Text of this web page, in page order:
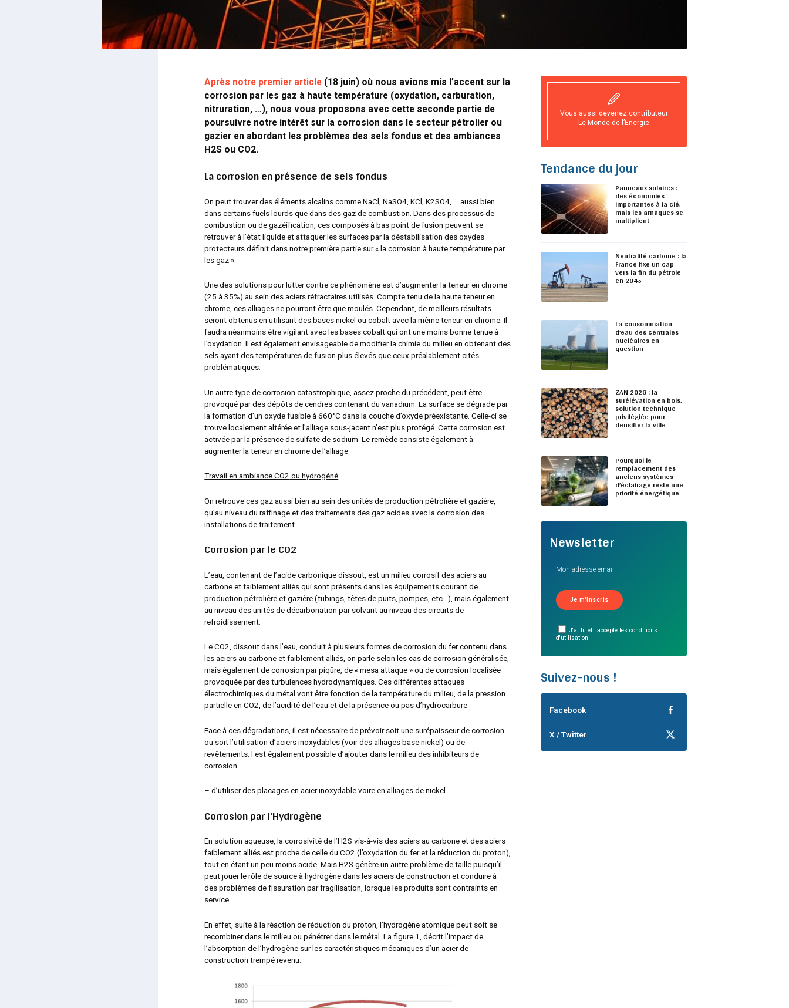
Après notre premier article (18 juin) où nous avions mis l’accent sur la
corrosion par les gaz à haute température (oxydation, carburation,
nitruration, …), nous vous proposons avec cette seconde partie de
poursuivre notre intérêt sur la corrosion dans le secteur pétrolier ou
gazier en abordant les problèmes des sels fondus et des ambiances
H 2S ou CO2.
La corrosion en présence de sels fondus
On peut trouver des éléments alcalins comme NaCl, NaSO4 , KCl, K2SO4 , … aussi bien
dans certains fuels lourds que dans des gaz de combustion. Dans des processus de
combustion ou de gazéification, ces composés à bas point de fusion peuvent se
retrouver à l’état liquide et attaquer les surfaces par la déstabilisation des oxydes
protecteurs définit dans notre première partie sur « la corrosion à haute température par
les gaz ».
Une des solutions pour lutter contre ce phénomène est d’augmenter la teneur en chrome
(25 à 35%) au sein des aciers réfractaires utilisés. Compte tenu de la haute teneur en
chrome, ces alliages ne pourront être que moulés. Cependant, de meilleurs résultats
seront obtenus en utilisant des bases nickel ou cobalt avec la même teneur en chrome. Il
faudra néanmoins être vigilant avec les bases cobalt qui ont une moins bonne tenue à
l’oxydation. Il est également envisageable de modifier la chimie du milieu en obtenant des
sels ayant des températures de fusion plus élevés que ceux préalablement cités
problématiques.
Un autre type de corrosion catastrophique, assez proche du précédent, peut être
provoqué par des dépôts de cendres contenant du vanadium. La surface se dégrade par
la formation d’un oxyde fusible à 660°C dans la couche d’oxyde préexistante. Celle-ci se
trouve localement altérée et l’alliage sous-jacent n’est plus protégé. Cette corrosion est
activée par la présence de sulfate de sodium. Le remède consiste également à
augmenter la teneur en chrome de l’alliage.
Travail en ambiance CO2 ou hydrogéné
On retrouve ces gaz aussi bien au sein des unités de production pétrolière et gazière,
qu’au niveau du raffinage et des traitements des gaz acides avec la corrosion des
installations de traitement.
Corrosion par le CO2
L’eau, contenant de l’acide carbonique dissout, est un milieu corrosif des aciers au
carbone et faiblement alliés qui sont présents dans les équipements courant de
production pétrolière et gazière (tubings, têtes de puits, pompes, etc…), mais également
au niveau des unités de décarbonation par solvant au niveau des circuits de
refroidissement.
Le CO2, dissout dans l’eau, conduit à plusieurs formes de corrosion du fer contenu dans
les aciers au carbone et faiblement alliés, on parle selon les cas de corrosion généralisée,
mais également de corrosion par piqûre, de « mesa attaque » ou de corrosion localisée
provoquée par des turbulences hydrodynamiques. Ces différentes attaques
électrochimiques du métal vont être fonction de la température du milieu, de la pression
partielle en CO2, de l’acidité de l’eau et de la présence ou pas d’hydrocarbure.
Face à ces dégradations, il est nécessaire de prévoir soit une surépaisseur de corrosion
ou soit l’utilisation d’aciers inoxydables (voir des alliages base nickel) ou de
revêtements. I est également possible d’ajouter dans le milieu des inhibiteurs de
corrosion.
– d’utiliser des placages en acier inoxydable voire en alliages de nickel
Corrosion par l’Hydrogène
En solution aqueuse, la corrosivité de l’H2S vis-à-vis des aciers au carbone et des aciers
faiblement alliés est proche de celle du CO2 (l’oxydation du fer et la réduction du proton),
tout en étant un peu moins acide. Mais H2S génère un autre problème de taille puisqu’il
peut jouer le rôle de source à hydrogène dans les aciers de construction et conduire à
des problèmes de fissuration par fragilisation, lorsque les produits sont contraints en
service.
En effet, suite à la réaction de réduction du proton, l’hydrogène atomique peut soit se
recombiner dans le milieu ou pénétrer dans le métal. La figure 1, décrit l’impact de
l’absorption de l’hydrogène sur les caractéristiques mécaniques d’un acier de
construction trempé revenu.
Vous aussi devenez contributeur
Le Monde de l’Energie
Tendance du jour
Panneaux solaires :
des économies
importantes à la clé,
mais les arnaques se
multiplient
Neutralité carbone : la
France fixe un cap
vers la fin du pétrole
en 2045
La consommation
d’eau des centrales
nucléaires en
question
ZAN 2026 : la
surélévation en bois,
solution technique
privilégiée pour
densifier la ville
Pourquoi le
remplacement des
anciens systèmes
d’éclairage reste une
priorité énergétique
Newsletter
J'ai lu et j'accepte les conditions
d'utilisation
Suivez-nous !
Facebook
X / Twitter